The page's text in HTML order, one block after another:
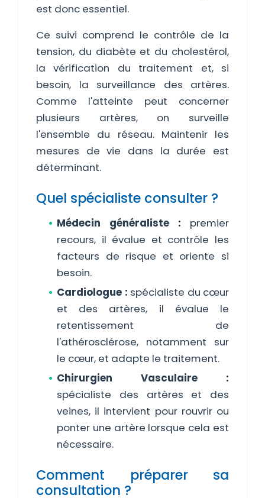
est donc essentiel.
Ce suivi comprend le contrôle de la
tension, du diabète et du cholestérol,
la vérification du traitement et, si
besoin, la surveillance des artères.
Comme l'atteinte peut concerner
plusieurs artères, on surveille
l'ensemble du réseau. Maintenir les
mesures de vie dans la durée est
déterminant.
Quel spécialiste consulter ?
Médecin généraliste : premier
recours, il évalue et contrôle les
facteurs de risque et oriente si
besoin.
Cardiologue : spécialiste du cœur
et des artères, il évalue le
retentissement de
l'athérosclérose, notamment sur
le cœur, et adapte le traitement.
Chirurgien Vasculaire :
spécialiste des artères et des
veines, il intervient pour rouvrir ou
ponter une artère lorsque cela est
nécessaire.
Comment préparer sa
consultation ?